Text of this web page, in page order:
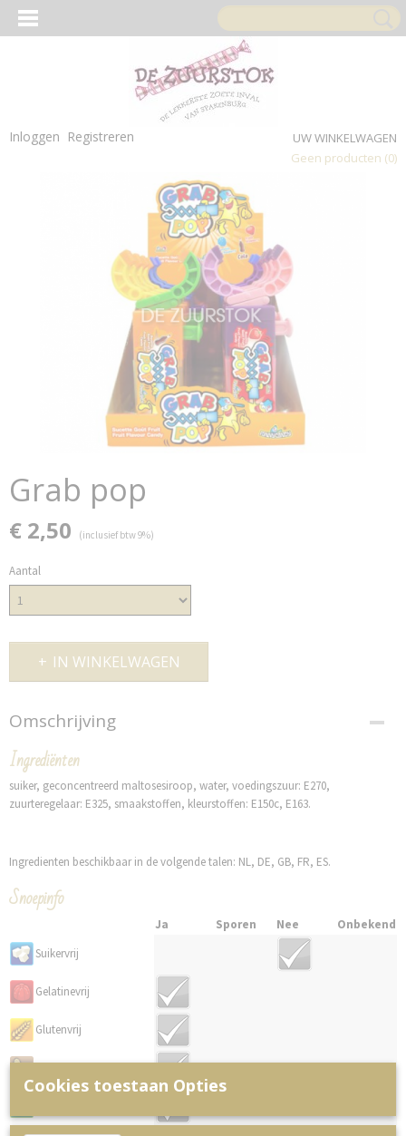
Inloggen Registreren
UW WINKELWAGEN
Geen producten (0)
Grab pop
€ 2,50 (inclusief btw 9%)
Aantal
IN WINKELWAGEN
Omschrijving
Ingrediënten
suiker, geconcentreerd maltosesiroop, water, voedingszuur: E270,
zuurteregelaar: E325, smaakstoffen, kleurstoffen: E150c, E163.
Ingredienten beschikbaar in de volgende talen: NL, DE, GB, FR, ES.
Snoepinfo
Ja Sporen Nee
Onbekend
Suikervrij
Gelatinevrij
Glutenvrij
Pinda & Noten vrij
Cookies toestaan Opties